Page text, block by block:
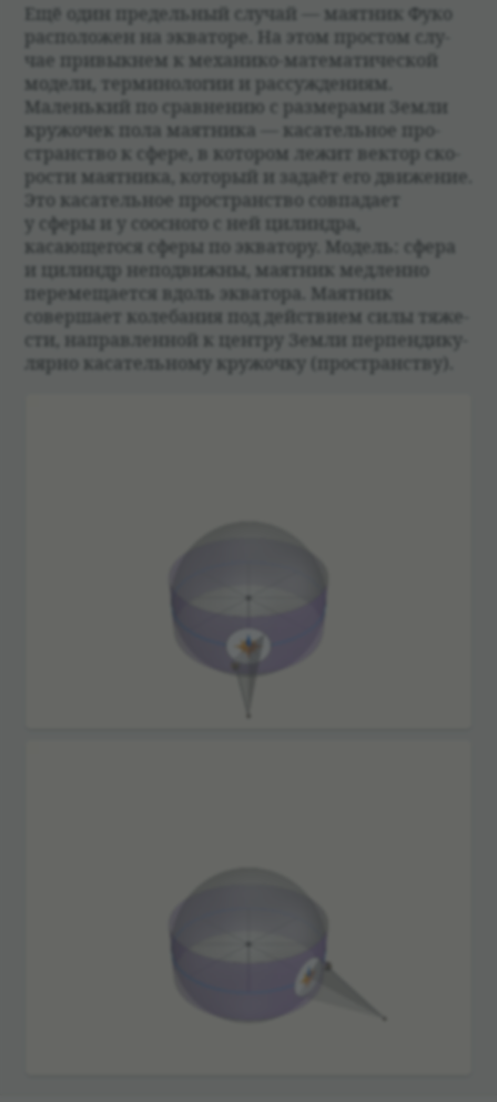
Ещё один пре­дель­ный слу­чай — маят­ник Фуко
рас­по­ложен на эква­торе. На этом про­стом слу­
чае при­вык­нем к меха­нико-матема­ти­че­ской
модели, терми­но­логии и рас­суж­де­ниям.
Маленький по срав­не­нию с разме­рами Земли
кружо­чек пола маят­ника — каса­тель­ное про­
стран­ство к сфере, в кото­ром лежит век­тор ско­
ро­сти маят­ника, кото­рый и задаёт его движе­ние.
Это каса­тель­ное про­стран­ство совпа­дает
у сферы и у соос­ного с ней цилин­дра,
касающегося сферы по эква­тору. Модель: сфера
и цилиндр непо­движны, маят­ник мед­ленно
перемеща­ется вдоль эква­тора. Маят­ник
совершает коле­ба­ния под действием силы тяже­
сти, направ­лен­ной к цен­тру Земли перпен­ди­ку­
лярно каса­тель­ному кружочку (про­стран­ству).